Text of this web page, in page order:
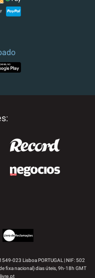
023 Lisboa PORTUGAL | NIF: 502
fixa nacional) dias úteis, 9h-18h GMT